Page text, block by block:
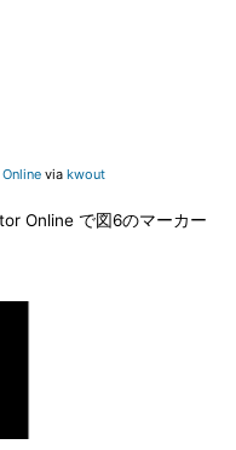
via kwout
Online で図6のマーカー